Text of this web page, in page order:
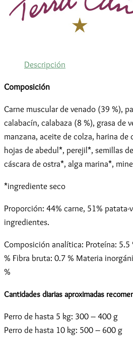
RENAL-
HEPÁTICO-
Descripción
Composición
Carne muscular de venado (39 %),
calabacín, calabaza (8 %), grasa de
manzana, aceite de colza, harina de
hojas de abedul*, perejil*, semillas
cáscara de ostra*, alga marina*,
*ingrediente seco
Proporción: 44% carne, 51% patata-
ingredientes.
Composición analítica: Proteína: 5.5
% Fibra bruta: 0.7 % Materia
%
Cantidades diarias aproximadas
Perro de hasta 5 kg: 300 – 400 g
Perro de hasta 10 kg: 500 – 600 g